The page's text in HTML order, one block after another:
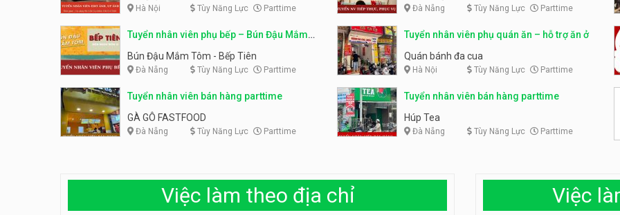
Hà Nội Tùy Năng Lực Parttime Đà Nẵng Tùy Năng Lực Parttime
Tuyển nhân viên phụ bếp – Bún Đậu Mắm
Tôm – Bếp Tiên
Bún Đậu Mắm Tôm - Bếp Tiên
Đà Nẵng Tùy Năng Lực Parttime
Tuyển nhân viên phụ quán ăn – hỗ trợ ăn ở
Quán bánh đa cua
Hà Nội Tùy Năng Lực Parttime
Tuyển nhân viên bán hàng parttime
GÀ GÔ FASTFOOD
Đà Nẵng Tùy Năng Lực Parttime
Tuyển nhân viên bán hàng parttime
Húp Tea
Đà Nẵng Tùy Năng Lực Parttime
Việc làm theo địa chỉ Việc